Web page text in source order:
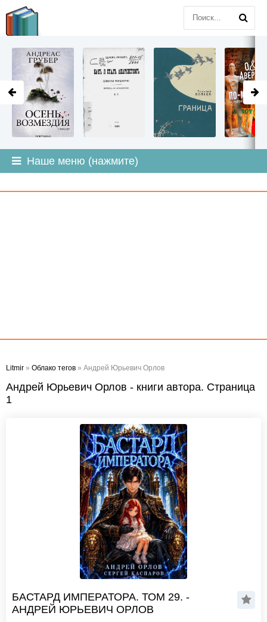
Наше меню (нажмите)
Litmir » Облако тегов » Андрей Юрьевич Орлов
Андрей Юрьевич Орлов - книги автора. Страница
1
БАСТАРД ИМПЕРАТОРА. ТОМ 29. -
АНДРЕЙ ЮРЬЕВИЧ ОРЛОВ
LITMIR.ORG